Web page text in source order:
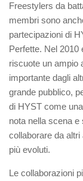
Freestylers da
membri sono
partecipazioni di
Perfette. Nel 2010
riscuote un ampio
importante dagli
grande pubblico,
di HYST come
nota nella scena
collaborare da
più evoluti.
Le collaborazioni